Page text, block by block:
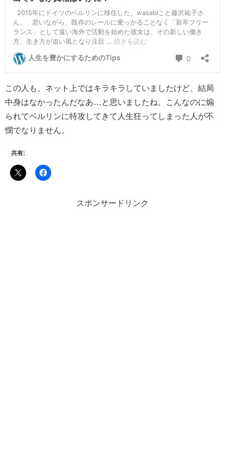
この人も、ネット上ではキラキラしていましたけど、結局
中身はなかったんだなあ…と思いましたね。こんなのに煽
られてベルリンに特攻してきて人生狂ってしまった人が不
憫でなりません。
共有:
スポンサードリンク